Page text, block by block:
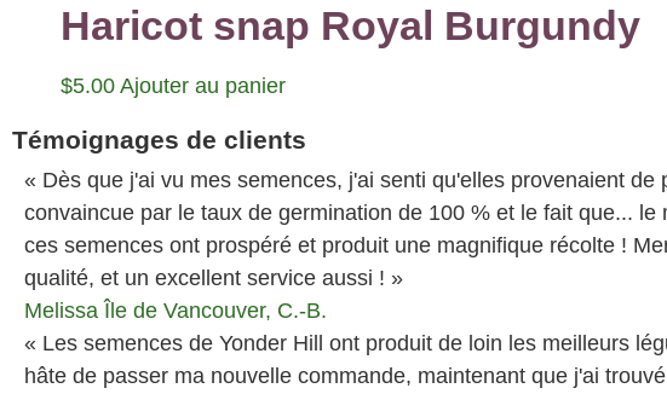
Haricot snap Royal Burgundy
$5.00 Ajouter au panier
Témoignages de clients
« Dès que j'ai vu mes semences, j'ai senti qu'elles provenaient
convaincue par le taux de germination de 100 % et le fait que...
ces semences ont prospéré et produit une magnifique récolte !
qualité, et un excellent service aussi ! »
Melissa Île de Vancouver, C.-B.
« Les semences de Yonder Hill ont produit de loin les meilleurs
hâte de passer ma nouvelle commande, maintenant que j'ai